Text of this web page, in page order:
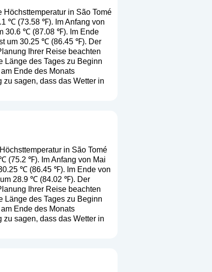
Höchsttemperatur in São Tomé
℃ (73.58 ℉). Im Anfang von
30.6 ℃ (87.08 ℉). Im Ende
um 30.25 ℃ (86.45 ℉). Der
Ihrer Reise beachten
Länge des Tages zu Beginn
Ende des Monats
sagen, dass das Wetter in
in São Tomé
(75.2 ℉). Im Anfang von Mai
℃ (86.45 ℉). Im Ende von
um 28.9 ℃ (84.02 ℉). Der
Ihrer Reise beachten
Länge des Tages zu Beginn
Ende des Monats
sagen, dass das Wetter in